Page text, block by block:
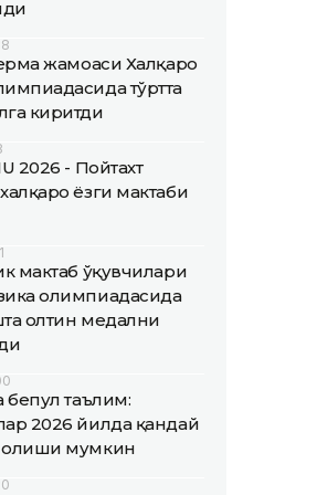
жамоаси Халқаро
тўртта
киритди
2026 - Пойтахт
ёзги мактаби
мактаб ўқувчилари
олимпиадасида
олтин медални
бепул таълим:
2026 йилда қандай
олиши мумкин